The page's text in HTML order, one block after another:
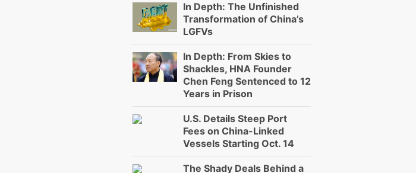
In Depth: The Unfinished
Transformation of China’s
LGFVs
In Depth: From Skies to
Shackles, HNA Founder
Chen Feng Sentenced to 12
Years in Prison
U.S. Details Steep Port
Fees on China-Linked
Vessels Starting Oct. 14
The Shady Deals Behind a